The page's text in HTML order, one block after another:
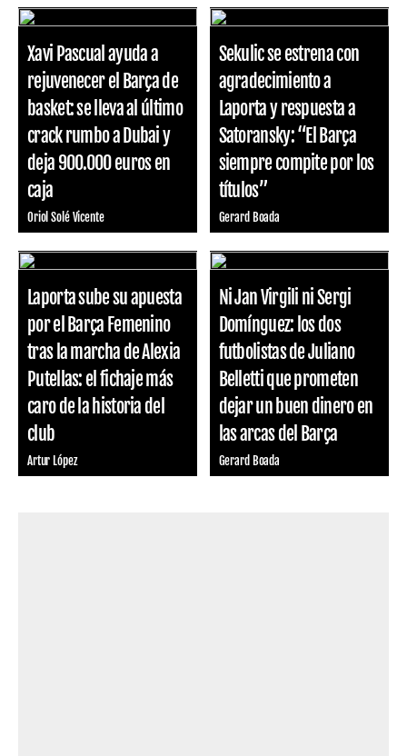
Xavi Pascual ayuda a
rejuvenecer el Barça de
basket: se lleva al último
crack rumbo a Dubai y
deja 900.000 euros en
caja
Oriol Solé Vicente
Sekulic se estrena con
agradecimiento a
Laporta y respuesta a
Satoransky: “El Barça
siempre compite por los
títulos”
Gerard Boada
Laporta sube su apuesta
por el Barça Femenino
tras la marcha de Alexia
Putellas: el fichaje más
caro de la historia del
club
Artur López
Ni Jan Virgili ni Sergi
Domínguez: los dos
futbolistas de Juliano
Belletti que prometen
dejar un buen dinero en
las arcas del Barça
Gerard Boada